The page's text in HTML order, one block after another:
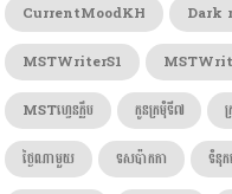
CurrentMoodKH Dark
MSTWriterS1
MSTហ្វេនក្លឹប
កូនក្រមុំទី៧
ថ្ងៃណាមួយ
ទសប៉ាកកា ទំនុក